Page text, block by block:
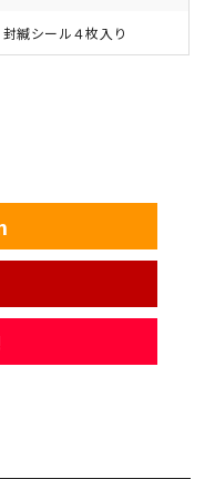
緘シール４枚入り